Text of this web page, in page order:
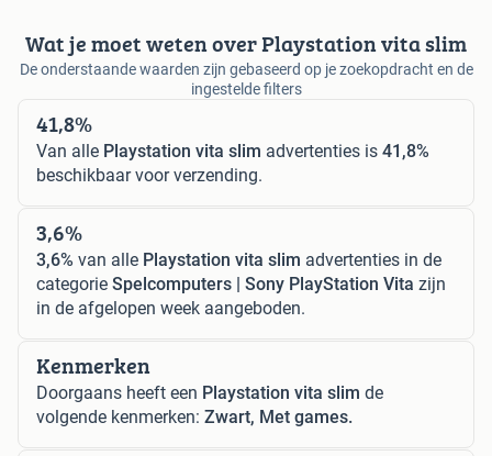
Wat je moet weten over Playstation vita slim
De onderstaande waarden zijn gebaseerd op je zoekopdracht en de
ingestelde filters
41,8%
Van alle Playstation vita slim advertenties is 41,8%
beschikbaar voor verzending.
3,6%
3,6% van alle Playstation vita slim advertenties in de
categorie Spelcomputers | Sony PlayStation Vita zijn
in de afgelopen week aangeboden.
Kenmerken
Doorgaans heeft een Playstation vita slim de
volgende kenmerken: Zwart, Met games.